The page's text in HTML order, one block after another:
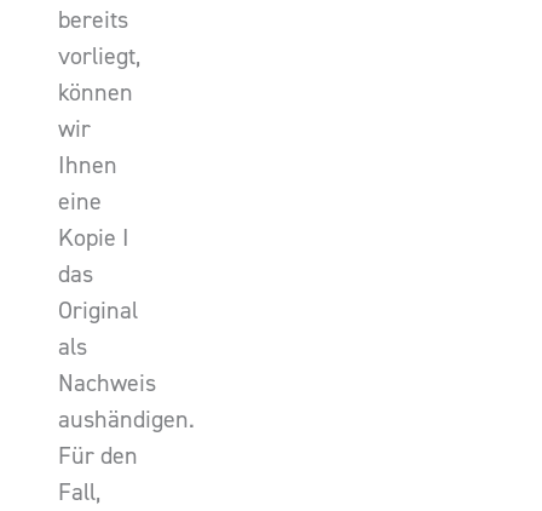
bereits
vorliegt,
können
wir
Ihnen
eine
Kopie I
das
Original
als
Nachweis
aushändigen.
Für den
Fall,